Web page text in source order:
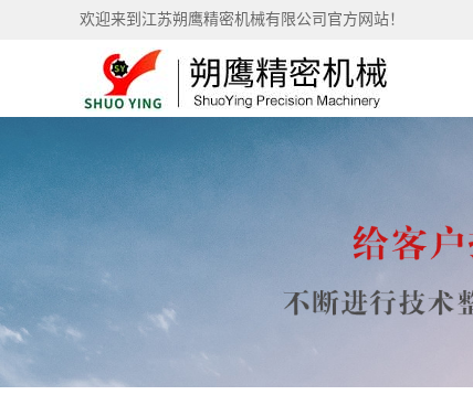
欢迎来到江苏朔鹰精密机械有限公司官方网站！